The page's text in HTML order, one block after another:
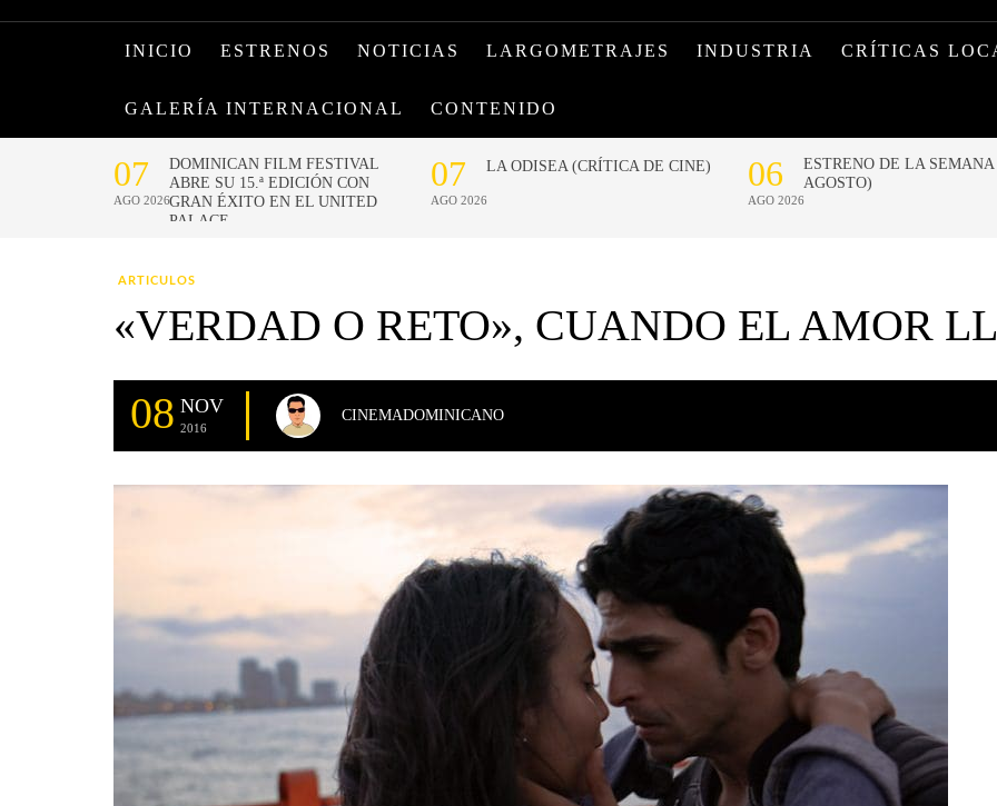
INICIO ESTRENOS NOTICIAS LARGOMETRAJES INDUSTRIA CRÍTICAS
GALERÍA INTERNACIONAL CONTENIDO
ARTICULOS
«VERDAD O RETO», CUANDO EL AMOR
08 NOV
2016
CINEMADOMINICANO